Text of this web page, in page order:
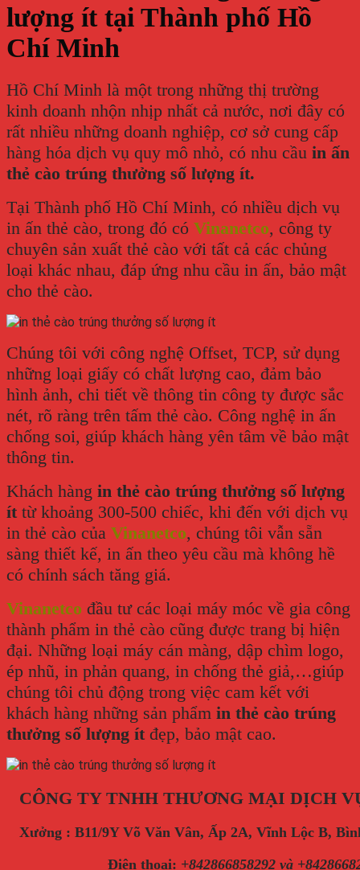
lượng ít tại Thành phố Hồ
Chí Minh
Hồ Chí Minh là một trong những thị trường
kinh doanh nhộn nhịp nhất cả nước, nơi đây có
rất nhiều những doanh nghiệp, cơ sở cung cấp
hàng hóa dịch vụ quy mô nhỏ, có nhu cầu in ấn
thẻ cào trúng thưởng số lượng ít.
Tại Thành phố Hồ Chí Minh, có nhiều dịch vụ
in ấn thẻ cào, trong đó có Vinanetco, công ty
chuyên sản xuất thẻ cào với tất cả các chủng
loại khác nhau, đáp ứng nhu cầu in ấn, bảo mật
cho thẻ cào.
Chúng tôi với công nghệ Offset, TCP, sử dụng
những loại giấy có chất lượng cao, đảm bảo
hình ảnh, chi tiết về thông tin công ty được sắc
nét, rõ ràng trên tấm thẻ cào. Công nghệ in ấn
chống soi, giúp khách hàng yên tâm về bảo mật
thông tin.
Khách hàng in thẻ cào trúng thưởng số lượng
ít từ khoảng 300-500 chiếc, khi đến với dịch vụ
in thẻ cào của Vinanetco, chúng tôi vẫn sẵn
sàng thiết kế, in ấn theo yêu cầu mà không hề
có chính sách tăng giá.
Vinanetco đầu tư các loại máy móc về gia công
thành phẩm in thẻ cào cũng được trang bị hiện
đại. Những loại máy cán màng, dập chìm logo,
ép nhũ, in phản quang, in chống thẻ giả,…giúp
chúng tôi chủ động trong việc cam kết với
khách hàng những sản phẩm in thẻ cào trúng
thưởng số lượng ít đẹp, bảo mật cao.
CÔNG TY TNHH THƯƠNG MẠI DỊCH
Xưởng : B11/9Y Võ Văn Vân, Ấp 2A, Vĩnh Lộc B,
Điện thoại: +842866858292 và